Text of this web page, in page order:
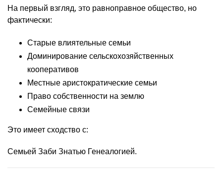
На первый взгляд, это равноправное общество, но
фактически:
Старые влиятельные семьи
Доминирование сельскохозяйственных
кооперативов
Местные аристократические семьи
Право собственности на землю
Семейные связи
Это имеет сходство с:
Семьей Заби Знатью Генеалогией.